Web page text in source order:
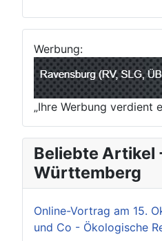
Werbung:
„Ihre Werbung verdient
Beliebte Artikel
Württemberg
Online-Vortrag am 15.
und Co - Ökologische